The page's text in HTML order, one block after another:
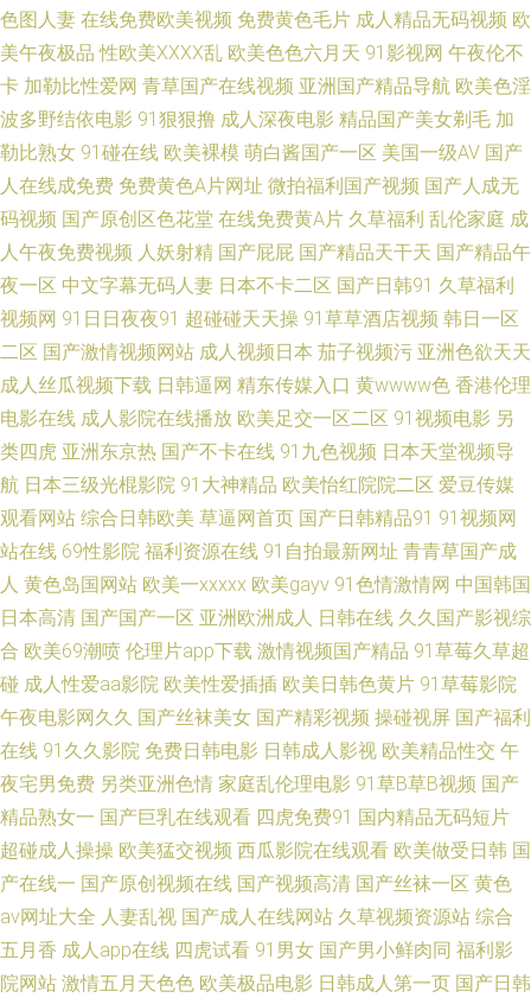
豆传媒网站网址 91成人小视频 国产精品五月 1024成人网站 www亚州色图
久草福利精品 91后入视频 99福利网站 东京热AV影院 福利导航偷拍亚洲 精
品在线网站 亚洲色色五月天 国产午夜精华桃色 日韩熟女资源网站 国产精品
精品国产 91网精品 福利姬福利导航 免费试看91福利 97青娱乐 97超碰天天
司机 91主播福利视频 wwwh片 91在线老司机 91手机视频 91校花宝儿在线
91丝足网站 韩国av在线网址 熟女色网 91豆花成人社区 日韩av无码aa 国产乱
人一区 日韩A∨小电影 俺五月激情 操丝袜美腿人妻 黄色网址链接 欧美人妖
屄 午夜少好福利 草草网天堂 伊人成人香蕉网 超碰青娱乐奇米 美女扣屄内射
激情福利导航 av福利色导航 亚洲一卡久173 亚洲欧美专区 午夜影院006 91
深夜影院色 91黄色小片 伊人1024 天天骚天天操 日韩精品视频12 91免费性
爱网 欧美变态性交 91污网站 91在線免費看片 超碰影视福利 国产午夜福利影
院 超碰豆花91 韩日中无码视频 福利社性交A片 黄色美女视频 日韩三级中文
欧美激情内射 五月花激情网 欧美丝袜婷婷 日韩avcom 日本a∨无码 欧美成人
中文在线 91操com 99微拍 成人福利视频影院 海角乳抡 另类色图欧美 东京
色图人妻 在线免费欧美视频 免费黄色毛片 成人精品无码视频 欧
美午夜极品 性欧美ⅩⅩⅩⅩ乱 欧美色色六月天 91影视网 午夜伦不
卡 加勒比性爱网 青草国产在线视频 亚洲国产精品导航 欧美色淫
波多野结依电影 91狠狠撸 成人深夜电影 精品国产美女剃毛 加
勒比熟女 91碰在线 欧美裸模 萌白酱国产一区 美国一级AV 国产
人在线成免费 免费黄色A片网址 微拍福利国产视频 国产人成无
码视频 国产原创区色花堂 在线免费黄A片 久草福利 乱伦家庭 成
人午夜免费视频 人妖射精 国产屁屁 国产精品天干天 国产精品午
夜一区 中文字幕无码人妻 日本不卡二区 国产日韩91 久草福利
视频网 91日日夜夜91 超碰碰天天操 91草草酒店视频 韩日一区
二区 国产激情视频网站 成人视频日本 茄子视频污 亚洲色欲天天
成人丝瓜视频下载 日韩逼网 精东传媒入口 黄wwww色 香港伦理
电影在线 成人影院在线播放 欧美足交一区二区 91视频电影 另
类四虎 亚洲东京热 国产不卡在线 91九色视频 日本天堂视频导
航 日本三级光棍影院 91大神精品 欧美怡红院院二区 爱豆传媒
观看网站 综合日韩欧美 草逼网首页 国产日韩精品91 91视频网
站在线 69性影院 福利资源在线 91自拍最新网址 青青草国产成
人 黄色岛国网站 欧美一xxxxx 欧美gayv 91色情激情网 中国韩国
日本高清 国产国产一区 亚洲欧洲成人 日韩在线 久久国产影视综
合 欧美69潮喷 伦理片app下载 激情视频国产精品 91草莓久草超
碰 成人性爱aa影院 欧美性爱插插 欧美日韩色黄片 91草莓影院
午夜电影网久久 国产丝袜美女 国产精彩视频 操碰视屏 国产福利
在线 91久久影院 免费日韩电影 日韩成人影视 欧美精品性交 午
夜宅男免费 另类亚洲色情 家庭乱伦理电影 91草B草B视频 国产
精品熟女一 国产巨乳在线观看 四虎免费91 国内精品无码短片
超碰成人操操 欧美猛交视频 西瓜影院在线观看 欧美做受日韩 国
产在线一 国产原创视频在线 国产视频高清 国产丝袜一区 黄色
av网址大全 人妻乱视 国产成人在线网站 久草视频资源站 综合
五月香 成人app在线 四虎试看 91男女 国产男小鲜肉同 福利影
院网站 激情五月天色色 欧美极品电影 日韩成人第一页 国产日韩